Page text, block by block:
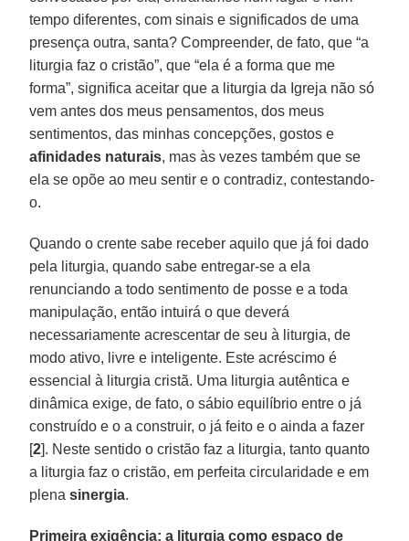
tempo diferentes, com sinais e significados de uma
presença outra, santa? Compreender, de fato, que “a
liturgia faz o cristão”, que “ela é a forma que me
forma”, significa aceitar que a liturgia da Igreja não só
vem antes dos meus pensamentos, dos meus
sentimentos, das minhas concepções, gostos e
afinidades naturais, mas às vezes também que se
ela se opõe ao meu sentir e o contradiz, contestando-
o.
Quando o crente sabe receber aquilo que já foi dado
pela liturgia, quando sabe entregar-se a ela
renunciando a todo sentimento de posse e a toda
manipulação, então intuirá o que deverá
necessariamente acrescentar de seu à liturgia, de
modo ativo, livre e inteligente. Este acréscimo é
essencial à liturgia cristã. Uma liturgia autêntica e
dinâmica exige, de fato, o sábio equilíbrio entre o já
construído e o a construir, o já feito e o ainda a fazer
[2]. Neste sentido o cristão faz a liturgia, tanto quanto
a liturgia faz o cristão, em perfeita circularidade e em
plenasinergia.
Primeira exigência: a liturgia como espaço de